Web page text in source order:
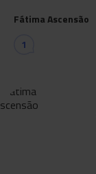
Fátima Ascensão
1